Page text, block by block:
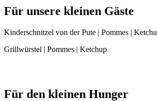
Für unsere kleinen Gäste
Kinderschnitzel von der Pute | Pommes |
Grillwürstel | Pommes | Ketchup
Für den kleinen Hunger